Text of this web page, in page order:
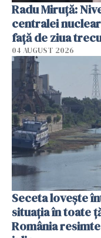
Radu Miruţă:
centralei
faţă de ziua
04 AUGUST 2026
Seceta lovește
situația în toate
România